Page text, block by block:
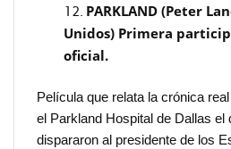
PARKLAND (Peter
Unidos) Primera
oficial.
Película que relata la crónica
el Parkland Hospital de Dallas el
dispararon al presidente de los